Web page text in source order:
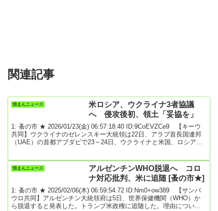
関連記事
憤まんニュース
米ロシア、ウクライナ3者協議
へ 侵攻後初、領土「妥協を」
1: 蚤の市 ★ 2026/01/23(金) 06:57:18.40 ID:9CoEVZCe9 【キーウ
共同】ウクライナのゼレンスキー大統領は22日、アラブ首長国連邦
（UAE）の首都アブダビで23～24日、ウクライナと米国、ロシアが
あらゆる選択肢が示される」と指摘。ウクライナだけでなく、ロシ
アにも妥協する覚悟が必要だとし、歩み寄りを求めた。ロシアとウ
憤まんニュース
アルゼンチンWHO脱退へ コロ
ナ対応批判、米に追随 [蚤の市★]
1: 蚤の市 ★ 2025/02/06(木) 06:59:54.72 ID:Nm0+ow389 【サンパ
ウロ共同】アルゼンチン大統領府は5日、世界保健機関（WHO）か
ら脱退すると発表した。トランプ米政権に追随した。理由について